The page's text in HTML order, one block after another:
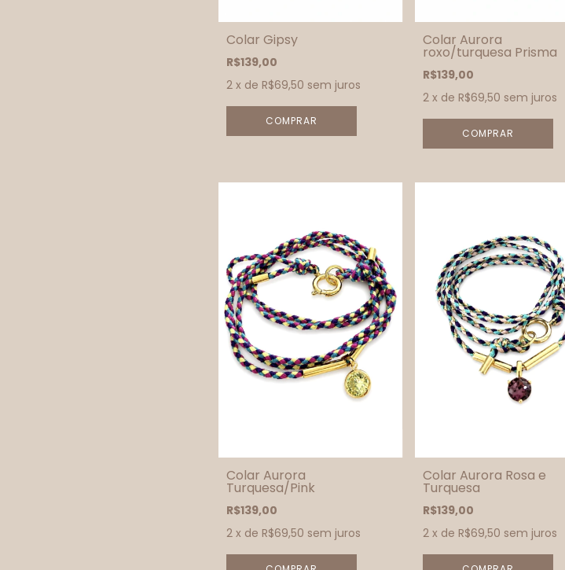
Colar Gipsy
R$139,00
2 x de R$69,50 sem juros
COMPRAR
Colar Aurora
roxo/turquesa Prisma
R$139,00
2 x de R$69,50 sem juros
Colar Aurora
Turquesa/Pink
R$139,00
2 x de R$69,50 sem juros
Colar Aurora Rosa e
Turquesa
R$139,00
2 x de R$69,50 sem juros